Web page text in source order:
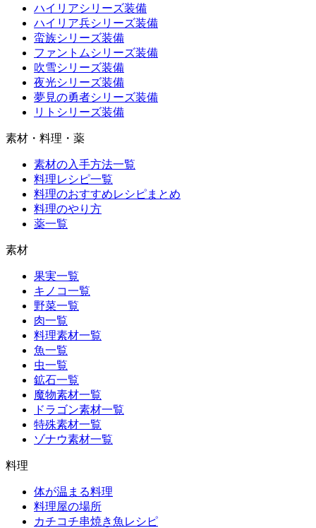
ハイリアシリーズ装備
ハイリア兵シリーズ装備
蛮族シリーズ装備
ファントムシリーズ装備
吹雪シリーズ装備
夜光シリーズ装備
夢見の勇者シリーズ装備
リトシリーズ装備
素材・料理・薬
素材の入手方法一覧
料理レシピ一覧
料理のおすすめレシピまとめ
料理のやり方
薬一覧
素材
果実一覧
キノコ一覧
野菜一覧
肉一覧
料理素材一覧
魚一覧
虫一覧
鉱石一覧
魔物素材一覧
ドラゴン素材一覧
特殊素材一覧
ゾナウ素材一覧
料理
体が温まる料理
料理屋の場所
カチコチ串焼き魚レシピ